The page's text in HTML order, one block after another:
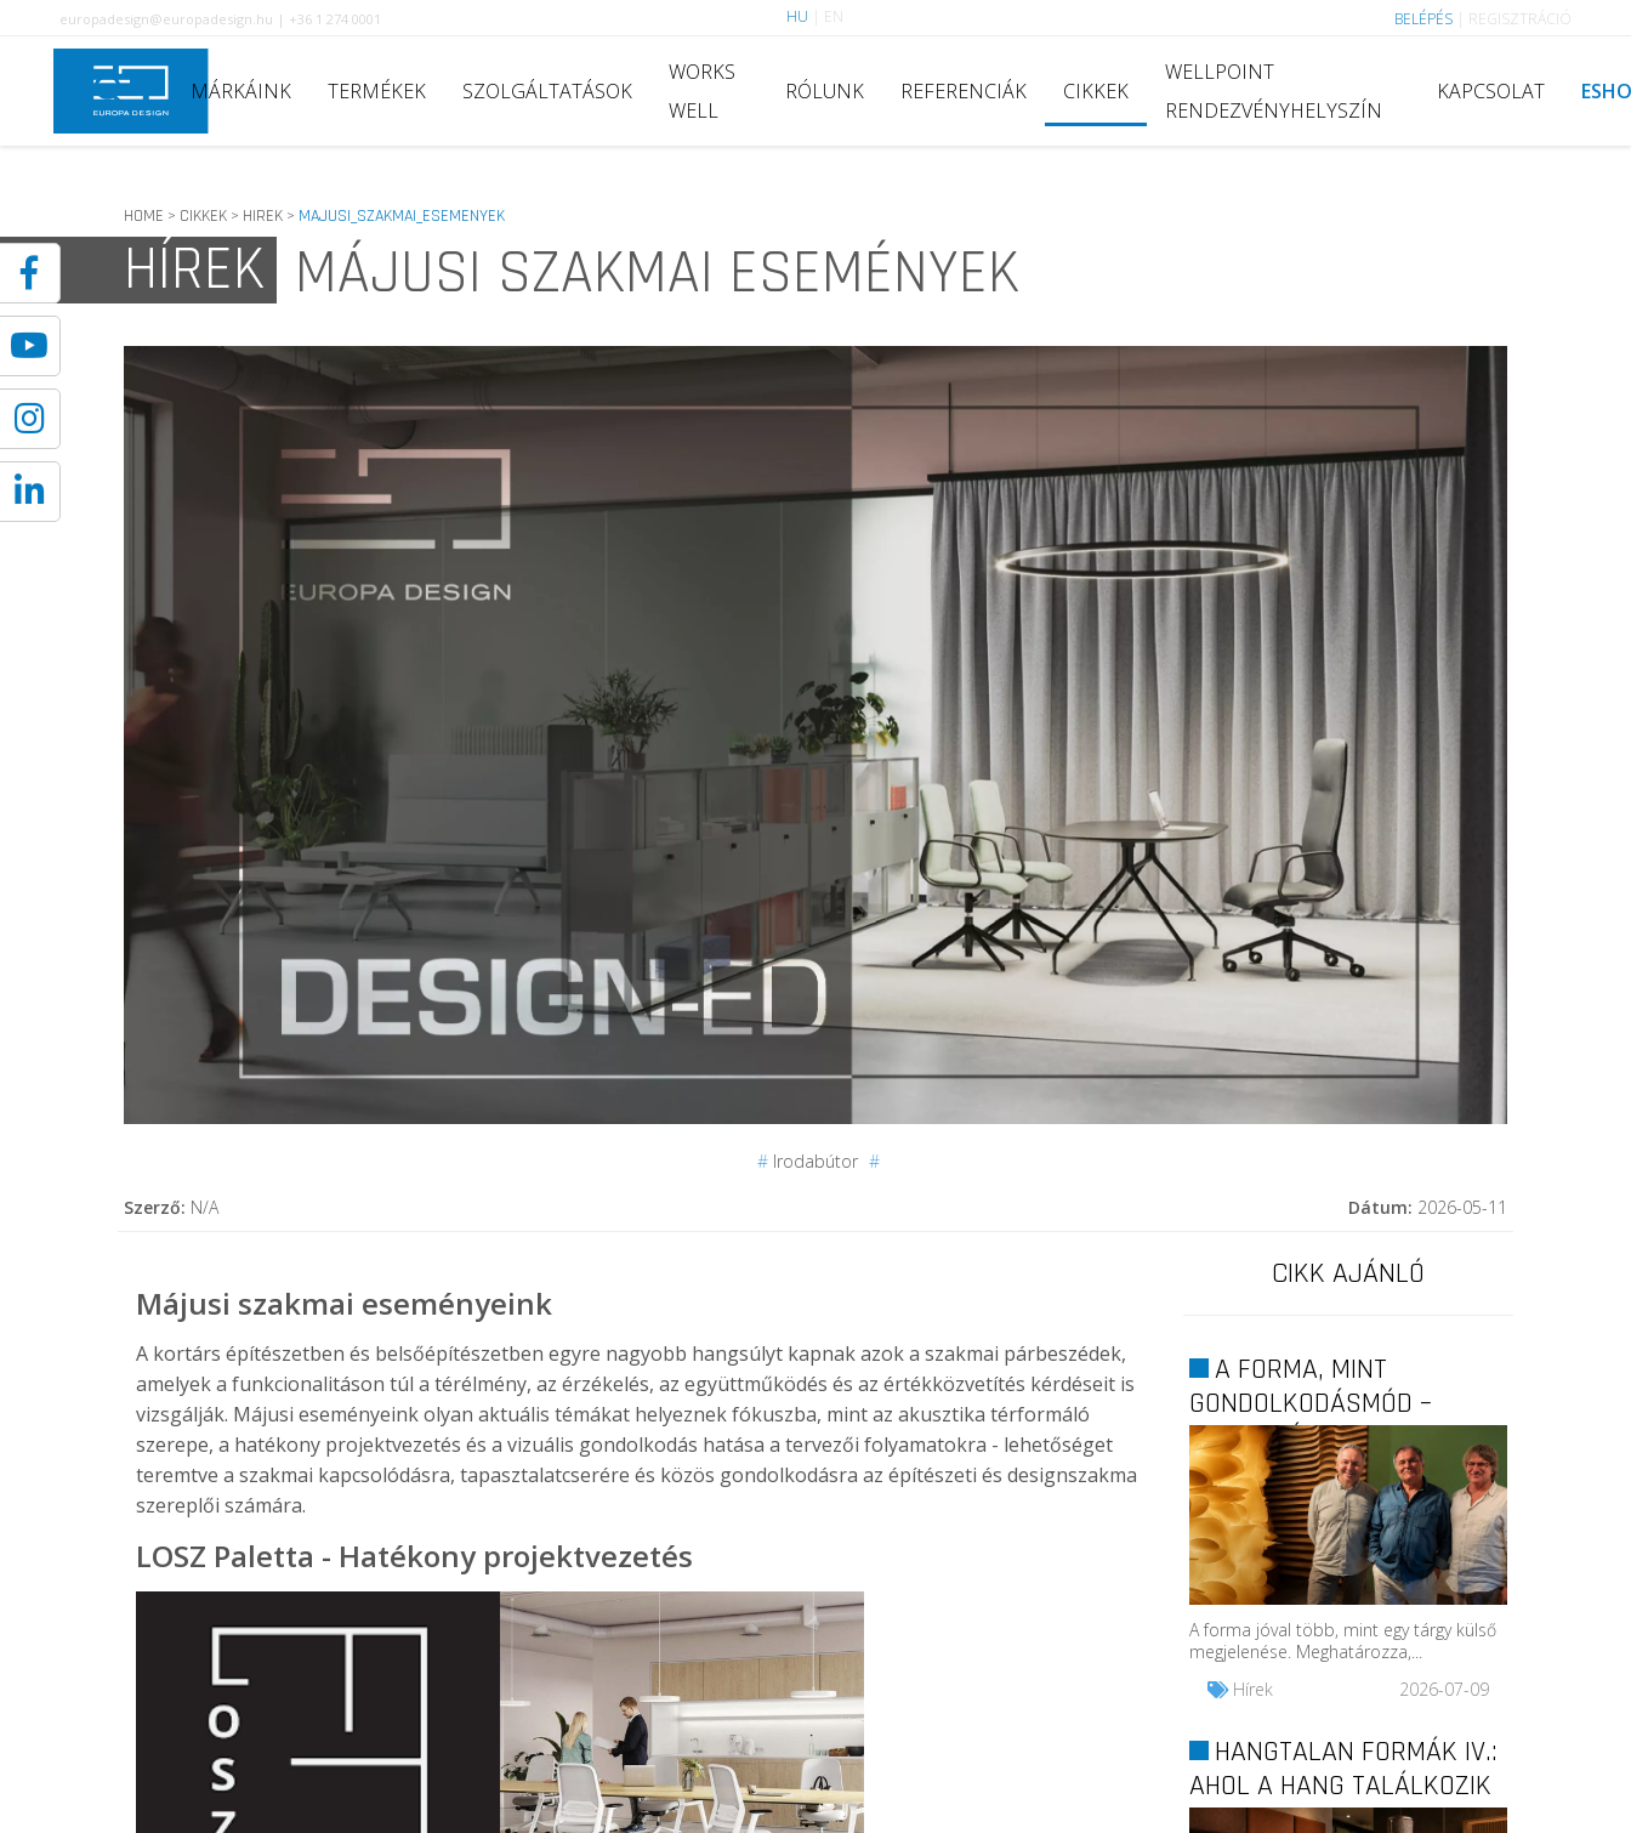
europadesign@europadesign.hu | +36 1 274 0001 HU EN BELÉPÉS REGISZTRÁCIÓ
MÁRKÁINK TERMÉKEK SZOLGÁLTATÁSOK
WORKS
WELL
RÓLUNK REFERENCIÁK CIKKEK
WELLPOINT
RENDEZVÉNYHELYSZÍN
KAPCSOLAT
HOME > CIKKEK > HIREK > MAJUSI_SZAKMAI_ESEMENYEK
HÍREK MÁJUSI SZAKMAI ESEMÉNYEK
# Irodabútor #
Szerző: N/A Dátum: 2026-05-11
Májusi szakmai eseményeink
A kortárs építészetben és belsőépítészetben egyre nagyobb hangsúlyt kapnak azok a szakmai párbeszédek,
amelyek a funkcionalitáson túl a térélmény, az érzékelés, az együttműködés és az értékközvetítés kérdéseit is
vizsgálják. Májusi eseményeink olyan aktuális témákat helyeznek fókuszba, mint az akusztika térformáló
szerepe, a hatékony projektvezetés és a vizuális gondolkodás hatása a tervezői folyamatokra - lehetőséget
teremtve a szakmai kapcsolódásra, tapasztalatcserére és közös gondolkodásra az építészeti és designszakma
szereplői számára.
LOSZ Paletta - Hatékony projektvezetés
CIKK AJÁNLÓ
A FORMA, MINT
GONDOLKODÁSMÓD –
FOLYTATÓDOTT A...
A forma jóval több, mint egy tárgy külső
megjelenése. Meghatározza,...
Hírek
2026-07-09
HANGTALAN FORMÁK IV.:
AHOL A HANG TALÁLKOZIK
A...